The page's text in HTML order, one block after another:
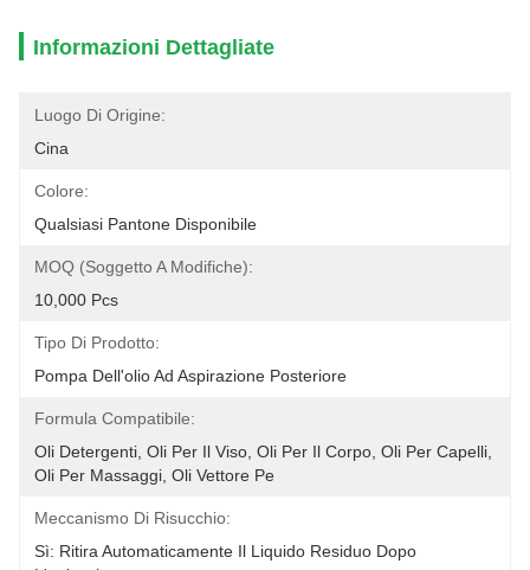
Informazioni Dettagliate
Luogo Di Origine:
Cina
Colore:
Qualsiasi Pantone Disponibile
MOQ (soggetto A Modifiche):
10,000 Pcs
Tipo Di Prodotto:
Pompa Dell'olio Ad Aspirazione Posteriore
Formula Compatibile:
Oli Detergenti, Oli Per Il Viso, Oli Per Il Corpo, Oli Per Capelli,
Oli Per Massaggi, Oli Vettore Pe
Meccanismo Di Risucchio:
Sì: Ritira Automaticamente Il Liquido Residuo Dopo